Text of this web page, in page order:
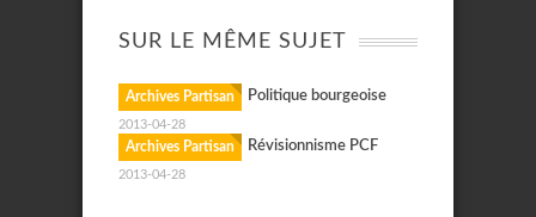
SUR LE MÊME SUJET
Archives Partisan Politique bourgeoise
2013-04-28
Archives Partisan Révisionnisme PCF
2013-04-28